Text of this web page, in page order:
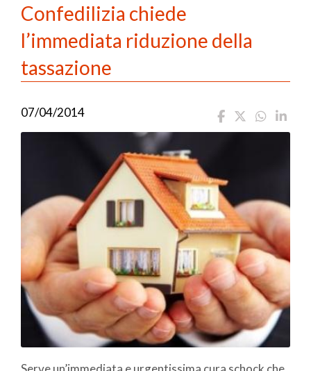
Confedilizia chiede
l’immediata riduzione della
tassazione
07/04/2014